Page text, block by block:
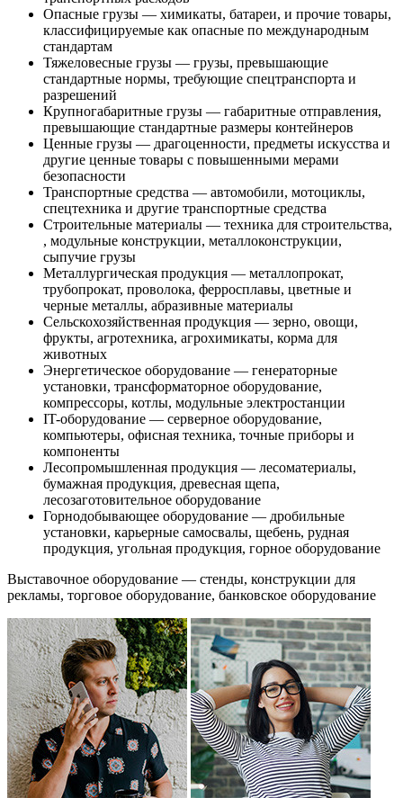
Опасные грузы — химикаты, батареи, и прочие товары,
классифицируемые как опасные по международным
стандартам
Тяжеловесные грузы — грузы, превышающие
стандартные нормы, требующие спецтранспорта и
разрешений
Крупногабаритные грузы — габаритные отправления,
превышающие стандартные размеры контейнеров
Ценные грузы — драгоценности, предметы искусства и
другие ценные товары с повышенными мерами
безопасности
Транспортные средства — автомобили, мотоциклы,
спецтехника и другие транспортные средства
Строительные материалы — техника для строительства,
, модульные конструкции, металлоконструкции,
сыпучие грузы
Металлургическая продукция — металлопрокат,
трубопрокат, проволока, ферросплавы, цветные и
черные металлы, абразивные материалы
Сельскохозяйственная продукция — зерно, овощи,
фрукты, агротехника, агрохимикаты, корма для
животных
Энергетическое оборудование — генераторные
установки, трансформаторное оборудование,
компрессоры, котлы, модульные электростанции
IT-оборудование — серверное оборудование,
компьютеры, офисная техника, точные приборы и
компоненты
Лесопромышленная продукция — лесоматериалы,
бумажная продукция, древесная щепа,
лесозаготовительное оборудование
Горнодобывающее оборудование — дробильные
установки, карьерные самосвалы, щебень, рудная
продукция, угольная продукция, горное оборудование
Выставочное оборудование — стенды, конструкции для
рекламы, торговое оборудование, банковское оборудование